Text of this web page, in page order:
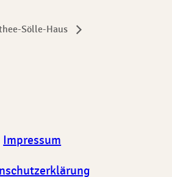
Sölle-Haus
Impressum